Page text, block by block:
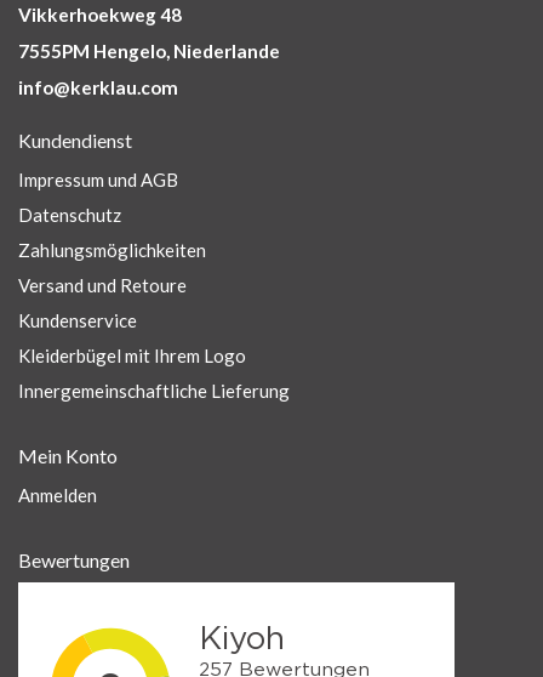
Vikkerhoekweg 48
7555PM Hengelo, Niederlande
info@kerklau.com
Kundendienst
Impressum und AGB
Datenschutz
Zahlungsmöglichkeiten
Versand und Retoure
Kundenservice
Kleiderbügel mit Ihrem Logo
Innergemeinschaftliche Lieferung
Mein Konto
Anmelden
Bewertungen